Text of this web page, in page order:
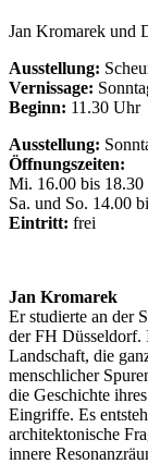
Jan Kromarek und
Ausstellung:
Vernissage:
Beginn: 11.30 Uhr
Ausstellung:
Öffnungszeiten:
Mi. 16.00 bis 18.30
Sa. und So. 14.00
Eintritt: frei
Jan Kromarek
Er studierte an der
der FH Düsseldorf.
Landschaft, die
menschlicher
die Geschichte
Eingriffe. Es
architektonische
innere